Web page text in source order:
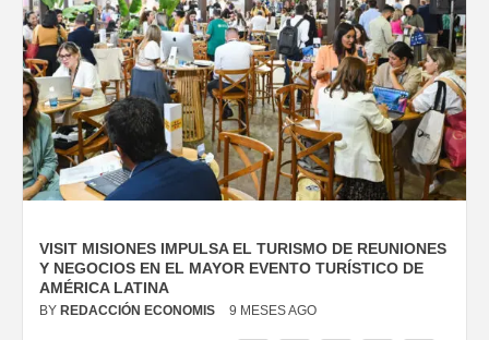
VISIT MISIONES IMPULSA EL TURISMO DE REUNIONES
Y NEGOCIOS EN EL MAYOR EVENTO TURÍSTICO DE
AMÉRICA LATINA
BY REDACCIÓN ECONOMIS 9 MESES AGO